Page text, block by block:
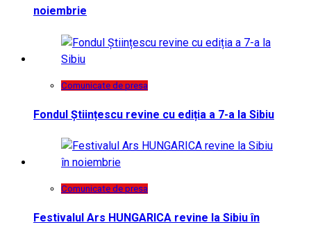
noiembrie
Comunicate de presa
Fondul Științescu revine cu ediția a 7-a la Sibiu
Comunicate de presa
Festivalul Ars HUNGARICA revine la Sibiu în